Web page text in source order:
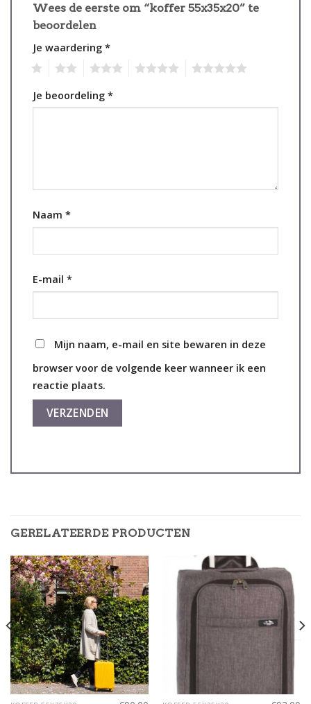
Wees de eerste om “koffer 55x35x20” te
beoordelen
Je waardering *
Je beoordeling *
Naam *
E-mail *
Mijn naam, e-mail en site bewaren in deze
browser voor de volgende keer wanneer ik een
reactie plaats.
GERELATEERDE PRODUCTEN